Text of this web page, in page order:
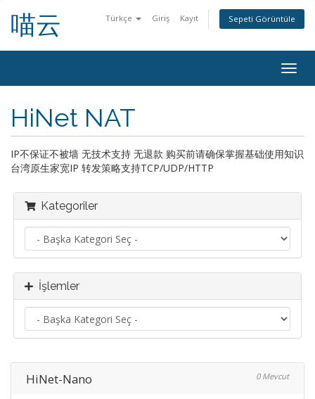
Türkçe Giriş Kayıt Sepeti Görüntüle
喵云
HiNet NAT
IP不保证不被墙 无技术支持 无退款 购买前请确保掌握基础使用知识
台湾原生家宽IP 转发策略支持TCP/UDP/HTTP
Kategoriler
İşlemler
HiNet-Nano 0 Mevcut